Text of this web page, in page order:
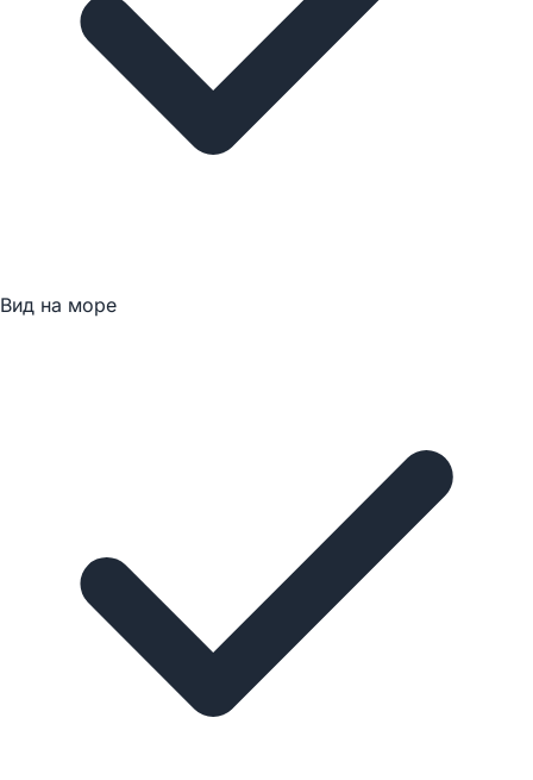
Вид на море